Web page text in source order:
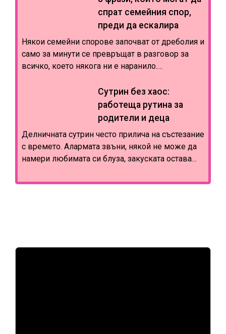
усещането отново да бъде, че няма нищо
подходящо. Капсулният гардероб не изисква да
носим едни
спрат семейния спор,
преди да ескалира
Някои семейни спорове започват от дреболия и
само за минути се превръщат в разговор за
всичко, което някога ни е наранило.
ме чуваш", закъснението отключва стари
обвинения, а опитът да се защитим кара другия
да говори още по-силно. В разгара на
Сутрин без хаос:
работеща рутина за
родители и деца
Делничната сутрин често прилича на състезание
с времето. Алармата звъни, някой не може да
намери любимата си блуза, закуската остава
спомня за тетрадката, която трябва да занесе в